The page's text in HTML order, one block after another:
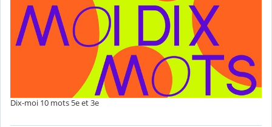
Dix-moi 10 mots 5e et 3e